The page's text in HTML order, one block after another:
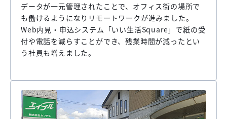
データが一元管理されたことで、オフィス街の場所で
も働けるようになりリモートワークが進みました。
Web内見・申込システム「いい生活Square」で紙の受
付や電話を減らすことができ、残業時間が減ったとい
う社員も増えました。